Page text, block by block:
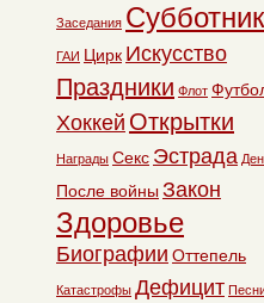
Заседания
ГАИ Цирк Искусство
Праздники Флот
Хоккей Открытки
Награды Секс Эстрада
После войны Закон
Здоровье
Биографии Оттепель
Катастрофы Дефицит